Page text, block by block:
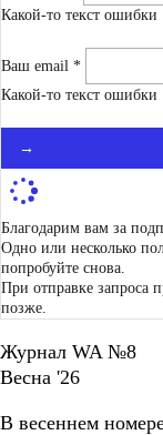
Какой-то текст ошибки
Ваш email *
Какой-то текст ошибки
→
Благодарим вам за
Одно или несколько
попробуйте снова.
При отправке запроса
позже.
Журнал WA №8
Весна '26
В весеннем